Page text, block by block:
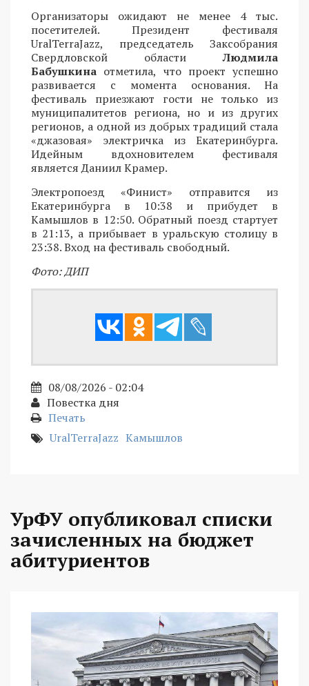
Организаторы ожидают не менее 4 тыс.
посетителей. Президент фестиваля
UralTerraJazz, председатель Заксобрания
Свердловской областиЛюдмила
Бабушкина отметила, что проект успешно
развивается с момента основания. На
фестиваль приезжают гости не только из
муниципалитетов региона, но и из других
регионов, а одной из добрых традиций стала
«джазовая» электричка из Екатеринбурга.
Идейным вдохновителем фестиваля
является Даниил Крамер.
Электропоезд «Финист» отправится из
Екатеринбурга в 10:38 и прибудет в
Камышлов в 12:50. Обратный поезд стартует
в 21:13, а прибывает в уральскую столицу в
23:38. Вход на фестиваль свободный.
Фото: ДИП
08/08/2026 - 02:04
Повестка дня
Печать
UralTerraJazz Камышлов
УрФУ опубликовал списки
зачисленных на бюджет
абитуриентов